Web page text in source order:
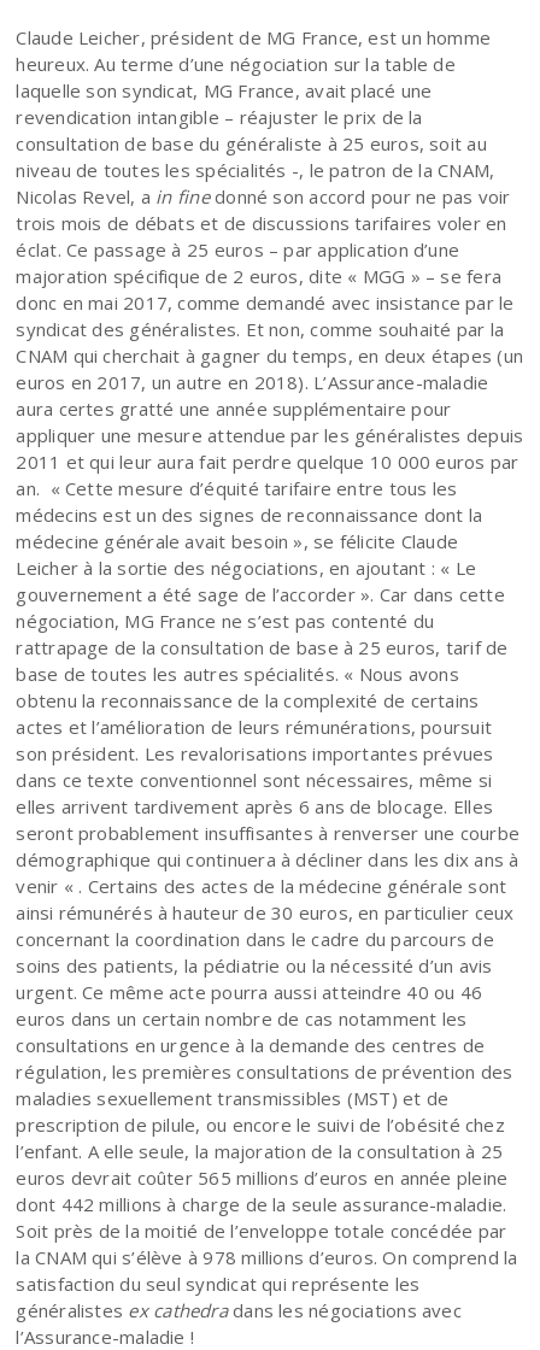
Claude Leicher, président de MG France, est un homme
heureux. Au terme d’une négociation sur la table de
laquelle son syndicat, MG France, avait placé une
revendication intangible – réajuster le prix de la
consultation de base du généraliste à 25 euros, soit au
niveau de toutes les spécialités -, le patron de la CNAM,
Nicolas Revel, a in finedonné son accord pour ne pas voir
trois mois de débats et de discussions tarifaires voler en
éclat. Ce passage à 25 euros – par application d’une
majoration spécifique de 2 euros, dite « MGG » – se fera
donc en mai 2017, comme demandé avec insistance par le
syndicat des généralistes. Et non, comme souhaité par la
CNAM qui cherchait à gagner du temps, en deux étapes (un
euros en 2017, un autre en 2018). L’Assurance-maladie
aura certes gratté une année supplémentaire pour
appliquer une mesure attendue par les généralistes depuis
2011 et qui leur aura fait perdre quelque 10 000 euros par
an. « Cette mesure d’équité tarifaire entre tous les
médecins est un des signes de reconnaissance dont la
médecine générale avait besoin », se félicite Claude
Leicher à la sortie des négociations, en ajoutant : « Le
gouvernement a été sage de l’accorder ». Car dans cette
négociation, MG France ne s’est pas contenté du
rattrapage de la consultation de base à 25 euros, tarif de
base de toutes les autres spécialités. « Nous avons
obtenu la reconnaissance de la complexité de certains
actes et l’amélioration de leurs rémunérations, poursuit
son président. Les revalorisations importantes prévues
dans ce texte conventionnel sont nécessaires, même si
elles arrivent tardivement après 6 ans de blocage. Elles
seront probablement insuffisantes à renverser une courbe
démographique qui continuera à décliner dans les dix ans à
venir « . Certains des actes de la médecine générale sont
ainsi rémunérés à hauteur de 30 euros, en particulier ceux
concernant la coordination dans le cadre du parcours de
soins des patients, la pédiatrie ou la nécessité d’un avis
urgent. Ce même acte pourra aussi atteindre 40 ou 46
euros dans un certain nombre de cas notamment les
consultations en urgence à la demande des centres de
régulation, les premières consultations de prévention des
maladies sexuellement transmissibles (MST) et de
prescription de pilule, ou encore le suivi de l’obésité chez
l’enfant. A elle seule, la majoration de la consultation à 25
euros devrait coûter 565 millions d’euros en année pleine
dont 442 millions à charge de la seule assurance-maladie.
Soit près de la moitié de l’enveloppe totale concédée par
la CNAM qui s’élève à 978 millions d’euros. On comprend la
satisfaction du seul syndicat qui représente les
généralistes ex cathedradans les négociations avec
l’Assurance-maladie !